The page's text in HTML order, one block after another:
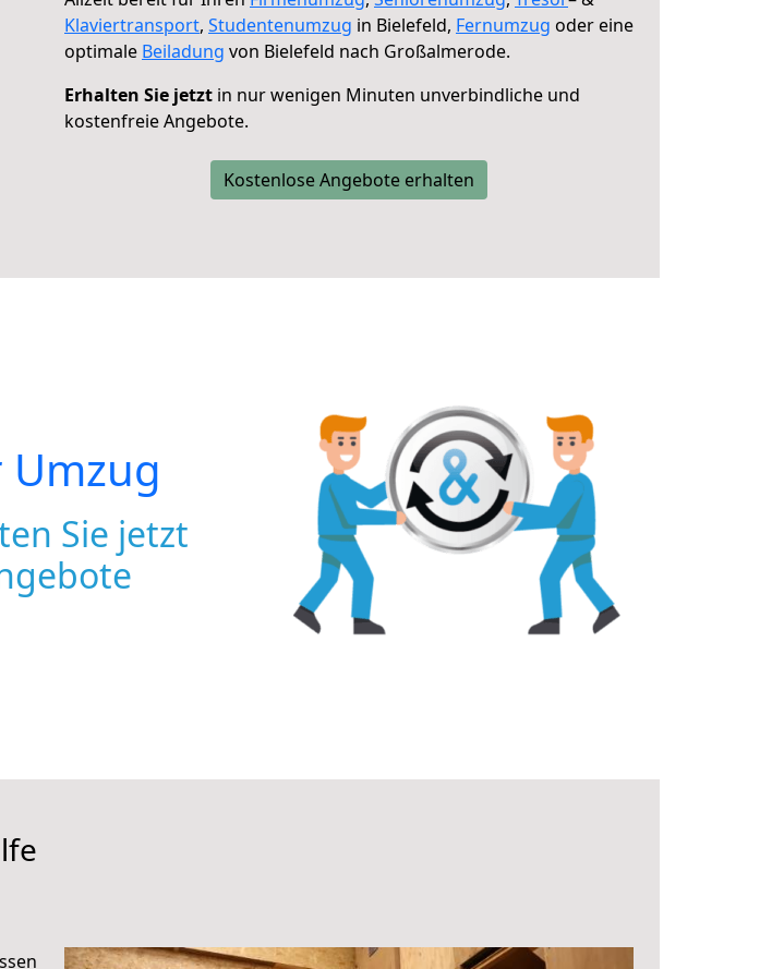
Klaviertransport, Studentenumzug in Bielefeld, Fernumzug oder eine
optimale Beiladung von Bielefeld nach Großalmerode.
Erhalten Sie jetzt in nur wenigen Minuten unverbindliche und
kostenfreie Angebote.
Kostenlose Angebote erhalten
Sie jetzt